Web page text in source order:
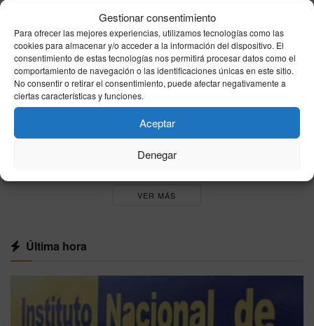
Gestionar consentimiento
Para ofrecer las mejores experiencias, utilizamos tecnologías como las
cookies para almacenar y/o acceder a la información del dispositivo. El
consentimiento de estas tecnologías nos permitirá procesar datos como el
comportamiento de navegación o las identificaciones únicas en este sitio.
No consentir o retirar el consentimiento, puede afectar negativamente a
ciertas características y funciones.
Aceptar
Denegar
Horarios ferrys Ceuta–Algeciras viernes 7 de
agosto de 2026: Baleària, DFDS y Naviera
Armas
07/08/2026
El tiempo en Ceuta este viernes 7 de agosto:
AEMET marca cielo poco nuboso, máximas de
27°C y viento del E
VER MÁS
Última hora